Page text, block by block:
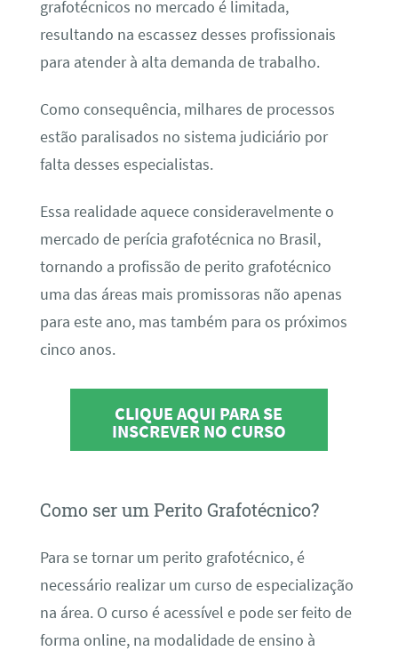
grafotécnicos no mercado é limitada,
resultando na escassez desses profissionais
para atender à alta demanda de trabalho.
Como consequência, milhares de processos
estão paralisados no sistema judiciário por
falta desses especialistas.
Essa realidade aquece consideravelmente o
mercado de perícia grafotécnica no Brasil,
tornando a profissão de perito grafotécnico
uma das áreas mais promissoras não apenas
para este ano, mas também para os próximos
cinco anos.
CLIQUE AQUI PARA SE
INSCREVER NO CURSO
Como ser um Perito Grafotécnico?
Para se tornar um perito grafotécnico, é
necessário realizar um curso de especialização
na área. O curso é acessível e pode ser feito de
forma online, na modalidade de ensino à